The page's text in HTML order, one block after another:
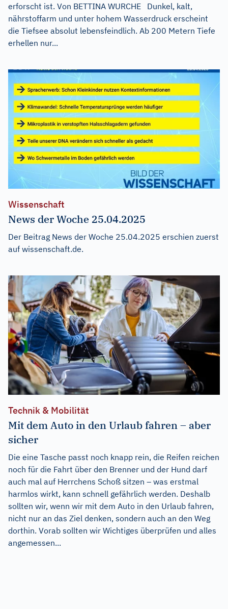
erforscht ist. Von BETTINA WURCHE Dunkel, kalt,
nährstoffarm und unter hohem Wasserdruck erscheint
die Tiefsee absolut lebensfeindlich. Ab 200 Metern Tiefe
erhellen nur...
Wissenschaft
News der Woche 25.04.2025
Der Beitrag News der Woche 25.04.2025 erschien zuerst
auf wissenschaft.de.
Technik & Mobilität
Mit dem Auto in den Urlaub fahren – aber
sicher
Die eine Tasche passt noch knapp rein, die Reifen reichen
noch für die Fahrt über den Brenner und der Hund darf
auch mal auf Herrchens Schoß sitzen – was erstmal
harmlos wirkt, kann schnell gefährlich werden. Deshalb
sollten wir, wenn wir mit dem Auto in den Urlaub fahren,
nicht nur an das Ziel denken, sondern auch an den Weg
dorthin. Vorab sollten wir Wichtiges überprüfen und alles
angemessen...